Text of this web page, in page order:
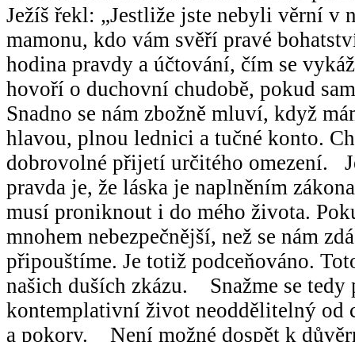
Ježíš řekl: „Jestliže jste nebyli věrní v
mamonu, kdo vám svěří pravé
hodina pravdy a účtování, čím se
hovoří o duchovní chudobě, pokud
Snadno se nám zbožně mluví, když
hlavou, plnou lednici a tučné konto.
dobrovolné přijetí určitého omezení.
pravda je, že láska je naplněním
musí proniknout i do mého života.
mnohem nebezpečnější, než se nám
připouštíme. Je totiž podceňováno.
našich duších zkázu. Snažme se tedy
kontemplativní život neoddělitelný od
a pokory. Není možné dospět k